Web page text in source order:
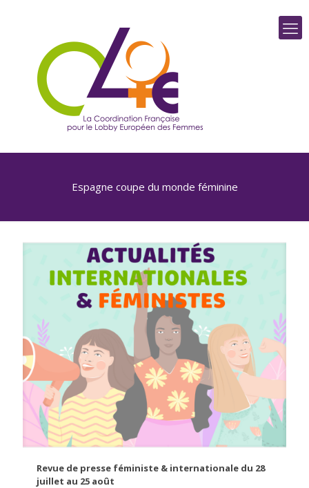
Espagne coupe du monde féminine
Revue de presse féministe & internationale du 28
juillet au 25 août